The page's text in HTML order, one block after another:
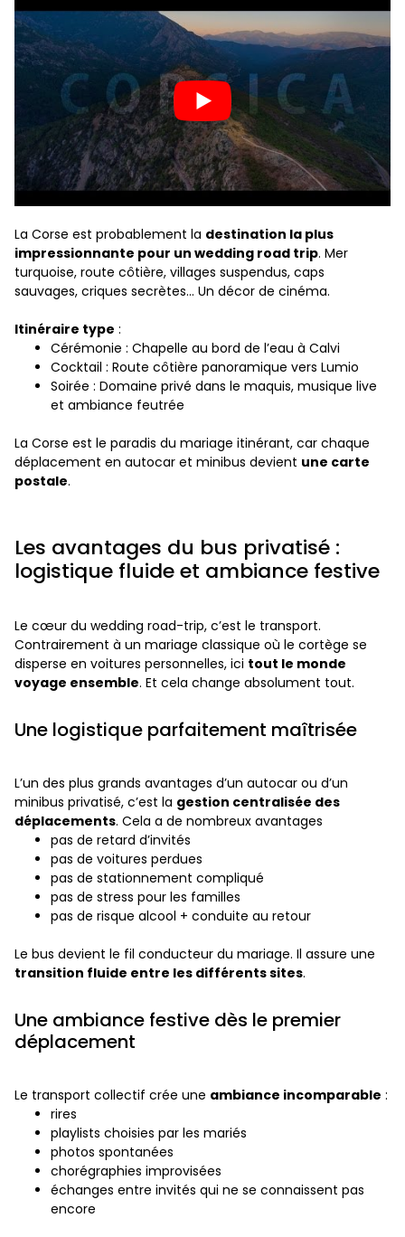
La Corse est probablement la destination la plus
impressionnante pour un wedding road trip. Mer
turquoise, route côtière, villages suspendus, caps
sauvages, criques secrètes… Un décor de cinéma.
Itinéraire type :
Cérémonie : Chapelle au bord de l’eau à Calvi
Cocktail : Route côtière panoramique vers Lumio
Soirée : Domaine privé dans le maquis, musique live
et ambiance feutrée
La Corse est le paradis du mariage itinérant, car chaque
déplacement en autocar et minibus devient une carte
postale.
Les avantages du bus privatisé :
logistique fluide et ambiance festive
Le cœur du wedding road-trip, c’est le transport.
Contrairement à un mariage classique où le cortège se
disperse en voitures personnelles, ici tout le monde
voyage ensemble. Et cela change absolument tout.
Une logistique parfaitement maîtrisée
L’un des plus grands avantages d’un autocar ou d’un
minibus privatisé, c’est la gestion centralisée des
déplacements. Cela a de nombreux avantages
pas de retard d’invités
pas de voitures perdues
pas de stationnement compliqué
pas de stress pour les familles
pas de risque alcool + conduite au retour
Le bus devient le fil conducteur du mariage. Il assure une
transition fluide entre les différents sites.
Une ambiance festive dès le premier
déplacement
Le transport collectif crée une ambiance incomparable :
rires
playlists choisies par les mariés
photos spontanées
chorégraphies improvisées
échanges entre invités qui ne se connaissent pas
encore